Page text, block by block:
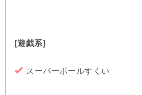
[遊戯系]
スーパーボールすくい